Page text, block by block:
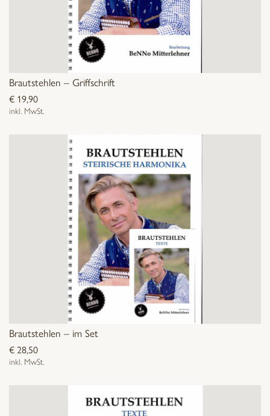
Brautstehlen – Griffschrift
€ 19,90
inkl. MwSt.
Brautstehlen – im Set
€ 28,50
inkl. MwSt.